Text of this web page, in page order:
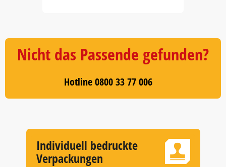
5
Nicht das Passende gefunden?
Hotline 0800 33 77 006
Individuell bedruckte
Verpackungen